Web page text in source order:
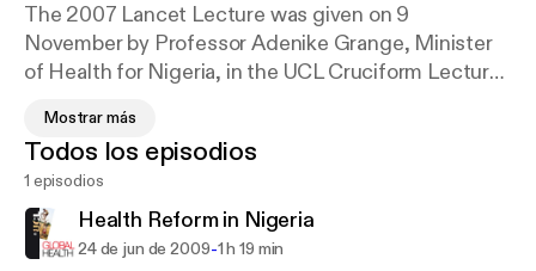
The 2007 Lancet Lecture was given on 9
November by Professor Adenike Grange, Minister
of Health for Nigeria, in the UCL Cruciform Lecture
Speaking about the work being undertaken by the
Nigerian government, Professor Grange said:
“There is enough in terms of knowledge initiatives,
strategies, tools, drugs and treatment protocols to
Mostrar más
Todos los episodios
1 episodios
Health Reform in Nigeria
24 de jun de 2009-1 h 19 min